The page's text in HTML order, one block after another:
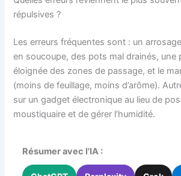
répulsives ?
Les erreurs fréquentes sont : un
en soucoupe, des pots mal drainés, une
éloignée des zones de passage, et le
(moins de feuillage, moins d’arôme).
sur un gadget électronique au lieu de
moustiquaire et de gérer l’humidité.
Résumer avec l'IA :